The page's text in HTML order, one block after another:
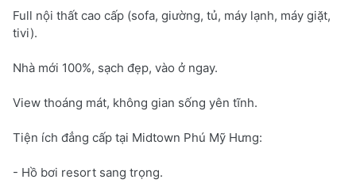
Full nội thất cao cấp (sofa, giường, tủ, máy lạnh, máy giặt,
tivi).
Nhà mới 100%, sạch đẹp, vào ở ngay.
View thoáng mát, không gian sống yên tĩnh.
Tiện ích đẳng cấp tại Midtown Phú Mỹ Hưng:
- Hồ bơi resort sang trọng.